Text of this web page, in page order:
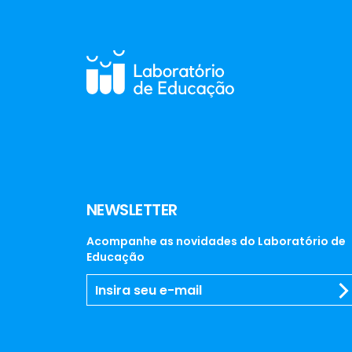
NEWSLETTER
Acompanhe as novidades do Laboratório de
Educação